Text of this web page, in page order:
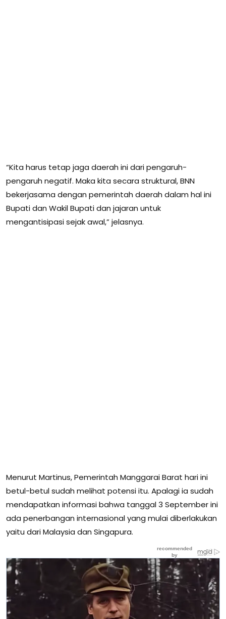
“Kita harus tetap jaga daerah ini dari pengaruh-
pengaruh negatif. Maka kita secara struktural, BNN
bekerjasama dengan pemerintah daerah dalam hal ini
Bupati dan Wakil Bupati dan jajaran untuk
mengantisipasi sejak awal,” jelasnya.
Menurut Martinus, Pemerintah Manggarai Barat hari ini
betul-betul sudah melihat potensi itu. Apalagi ia sudah
mendapatkan informasi bahwa tanggal 3 September ini
ada penerbangan internasional yang mulai diberlakukan
yaitu dari Malaysia dan Singapura.